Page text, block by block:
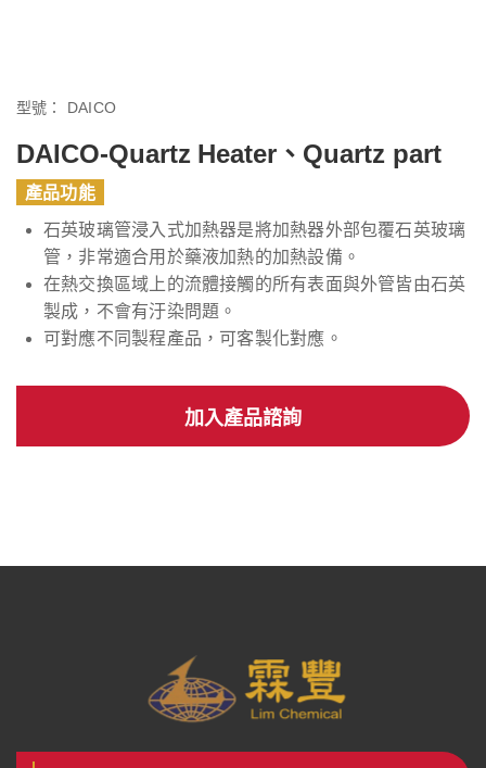
型號： DAICO
DAICO-Quartz Heater、Quartz part
產品功能
石英玻璃管浸入式加熱器是將加熱器外部包覆石英玻璃
管，非常適合用於藥液加熱的加熱設備。
在熱交換區域上的流體接觸的所有表面與外管皆由石英
製成，不會有汙染問題。
可對應不同製程產品，可客製化對應。
加入產品諮詢